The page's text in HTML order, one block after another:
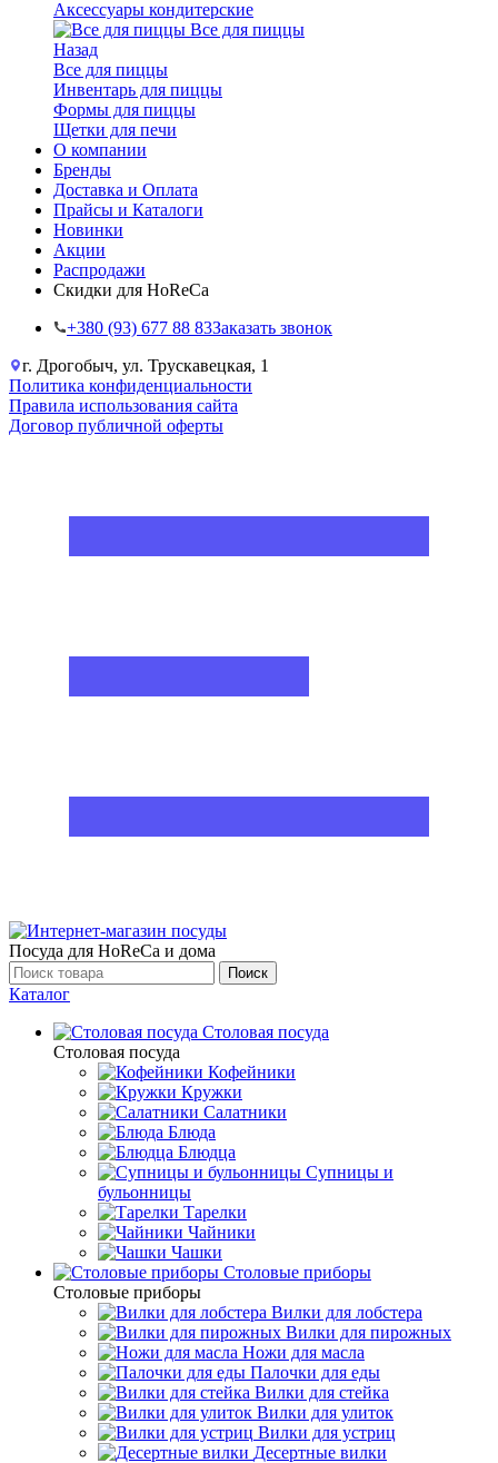
Аксессуары кондитерские
Все для пиццы
Назад
Все для пиццы
Инвентарь для пиццы
Формы для пиццы
Щетки для печи
О компании
Бренды
Доставка и Оплата
Прайсы и Каталоги
Новинки
Акции
Распродажи
Скидки для HoReCa
+38‎0 (93) 677 88 83Заказать звонок
г. Дрогобыч, ул. Трускавецкая, 1
Политика конфиденциальности
Правила использования сайта
Договор публичной оферты
Посуда для HoReCa и дома
Поиск
Каталог
Столовая посуда
Столовая посуда
Кофейники
Кружки
Салатники
Блюда
Блюдца
Супницы и
бульонницы
Тарелки
Чайники
Чашки
Cтоловые приборы
Cтоловые приборы
Вилки для лобстера
Вилки для пирожных
Ножи для масла
Палочки для еды
Вилки для стейка
Вилки для улиток
Вилки для устриц
Десертные вилки